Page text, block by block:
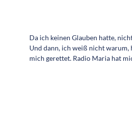
Da ich keinen Glauben hatte,
Und dann, ich weiß nicht warum,
mich gerettet. Radio Maria hat